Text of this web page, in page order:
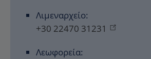
Λιμεναρχείο:
+30 22470 31231
Λεωφορεία: